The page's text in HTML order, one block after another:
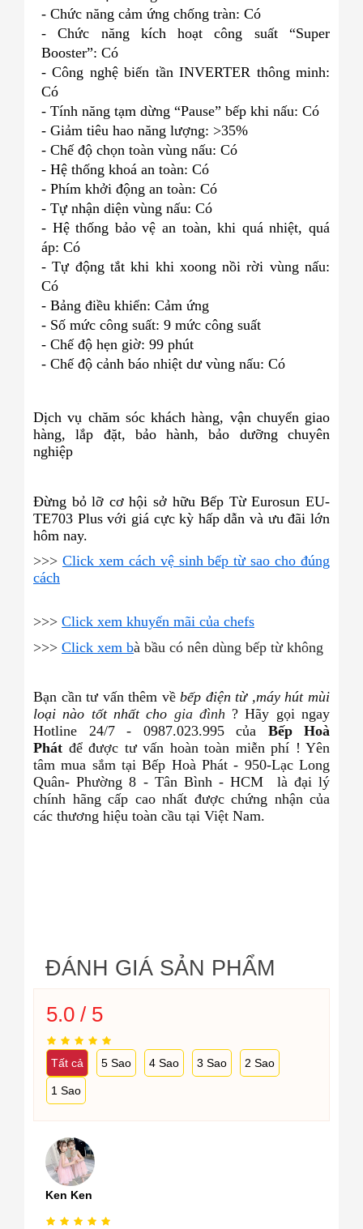
- Chức năng cảm ứng chống tràn: Có
- Chức năng kích hoạt công suất “Super
Booster”: Có
- Công nghệ biến tần INVERTER thông minh:
Có
- Tính năng tạm dừng “Pause” bếp khi nấu: Có
- Giảm tiêu hao năng lượng: >35%
- Chế độ chọn toàn vùng nấu: Có
- Hệ thống khoá an toàn: Có
- Phím khởi động an toàn: Có
- Tự nhận diện vùng nấu: Có
- Hệ thống bảo vệ an toàn, khi quá nhiệt, quá
áp: Có
- Tự động tắt khi khi xoong nồi rời vùng nấu:
Có
- Bảng điều khiển: Cảm ứng
- Số mức công suất: 9 mức công suất
- Chế độ hẹn giờ: 99 phút
- Chế độ cảnh báo nhiệt dư vùng nấu: Có
Dịch vụ chăm sóc khách hàng, vận chuyển giao
hàng, lắp đặt, bảo hành, bảo dưỡng chuyên
nghiệp
Đừng bỏ lỡ cơ hội sở hữu Bếp Từ Eurosun EU-
TE703 Plus với giá cực kỳ hấp dẫn và ưu đãi lớn
hôm nay.
>>> Click xem cách vệ sinh bếp từ sao cho đúng
cách
>>> Click xem khuyến mãi của chefs
>>> Click xem bà bầu có nên dùng bếp từ không
Bạn cần tư vấn thêm vềbếp điện từ ,máy hút mùi
loại nào tốt nhất cho gia đình ? Hãy gọi ngay
Hotline 24/7 - 0987.023.995 của Bếp Hoà
Phát để được tư vấn hoàn toàn miễn phí ! Yên
tâm mua sắm tại Bếp Hoà Phát - 950-Lạc Long
Quân- Phường 8 - Tân Bình - HCM là đại lý
chính hãng cấp cao nhất được chứng nhận của
các thương hiệu toàn cầu tại Việt Nam.
ĐÁNH GIÁ SẢN PHẨM
5.0 / 5
Tất cả 5 Sao 4 Sao 3 Sao 2 Sao
1 Sao
Ken Ken